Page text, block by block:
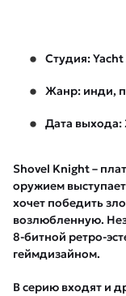
Студия:
Жанр: инди,
Дата выхода:
Shovel Knight –
оружием
хочет победить
возлюбленную.
8-битной ретро-
геймдизайном.
В серию входят и